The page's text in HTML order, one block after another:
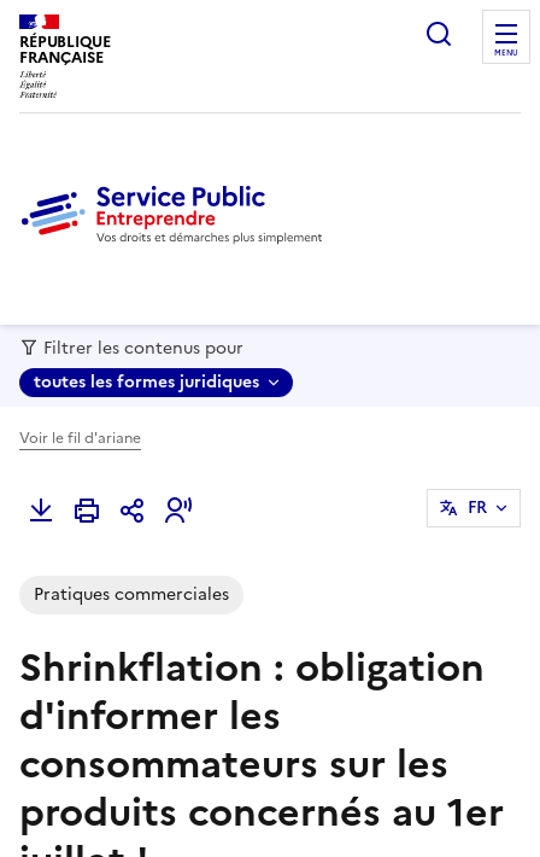
RÉPUBLIQUE
FRANÇAISE MENU
Filtrer les contenus pour
toutes les formes juridiques
Voir le fil d'ariane
FR
Pratiques commerciales
Shrinkflation : obligation
d'informer les
consommateurs sur les
produits concernés au 1er